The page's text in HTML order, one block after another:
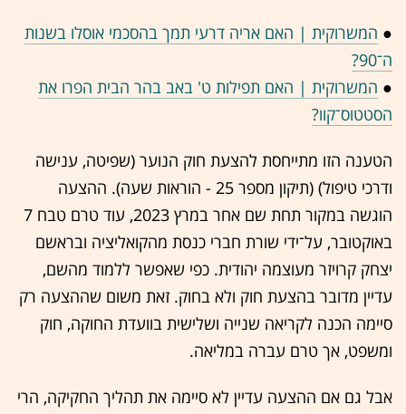
● המשרוקית | האם אריה דרעי תמך בהסכמי אוסלו בשנות
ה־90?
● המשרוקית | האם תפילות ט' באב בהר הבית הפרו את
הסטטוס־קוו?
הטענה הזו מתייחסת להצעת חוק הנוער (שפיטה, ענישה
ודרכי טיפול) (תיקון מספר 25 - הוראות שעה). ההצעה
הוגשה במקור תחת שם אחר במרץ 2023, עוד טרם טבח 7
באוקטובר, על־ידי שורת חברי כנסת מהקואליציה ובראשם
יצחק קרויזר מעוצמה יהודית. כפי שאפשר ללמוד מהשם,
עדיין מדובר בהצעת חוק ולא בחוק. זאת משום שההצעה רק
סיימה הכנה לקריאה שנייה ושלישית בוועדת החוקה, חוק
ומשפט, אך טרם עברה במליאה.
אבל גם אם ההצעה עדיין לא סיימה את תהליך החקיקה, הרי